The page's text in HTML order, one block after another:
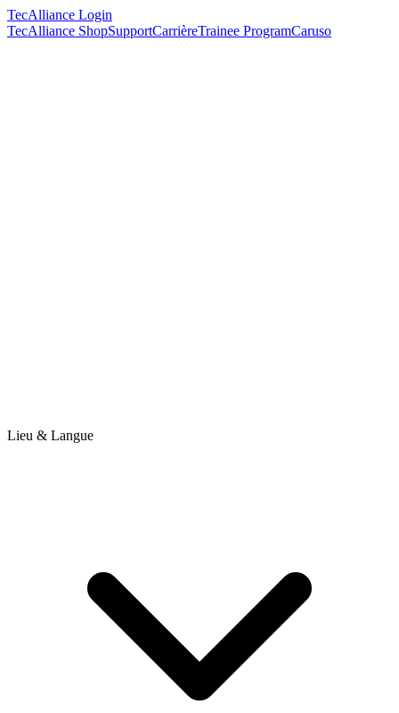
TecAlliance Login
TecAlliance ShopSupportCarrièreTrainee ProgramCaruso
Lieu & Langue